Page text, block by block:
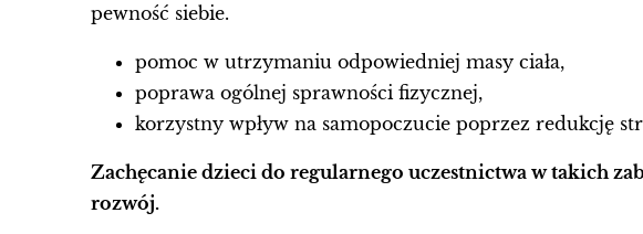
pewność siebie.
pomoc w utrzymaniu odpowiedniej masy ciała,
poprawa ogólnej sprawności fizycznej,
korzystny wpływ na samopoczucie poprzez redukcję
Zachęcanie dzieci do regularnego uczestnictwa w takich
rozwój.